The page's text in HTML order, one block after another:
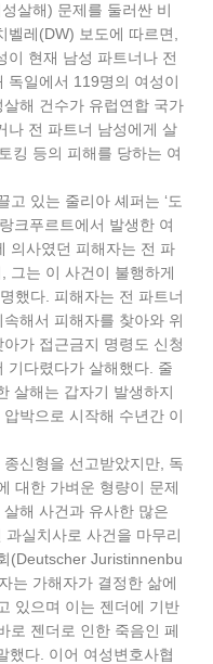
살해) 문제를 둘러싼 비
레(DW) 보도에 따르면,
이 현재 남성 파트너나 전
독일에서 119명의 여성이
해 건수가 유럽연합 국가
나 전 파트너 남성에게 살
킹 등의 피해를 당하는 여
있는 줄리아 셰퍼는 ‘도
크푸르트에서 발생한 여
의사였던 피해자는 전 파
그는 이 사건이 불행하게
했다. 피해자는 전 파트너
해서 피해자를 찾아와 위
가 접근금지 명령도 신청
기다렸다가 살해했다. 줄
살해는 갑자기 발생하지
박으로 시작해 수년간 이
신형을 선고받았지만, 독
대한 가벼운 형량이 문제
해 사건과 유사한 많은
실치사로 사건을 마무리
(Deutscher Juristinnenbu
는 가해자가 결정한 삶에
있으며 이는 젠더에 기반
로 젠더로 인한 죽음인 페
했다. 이어 여성변호사협